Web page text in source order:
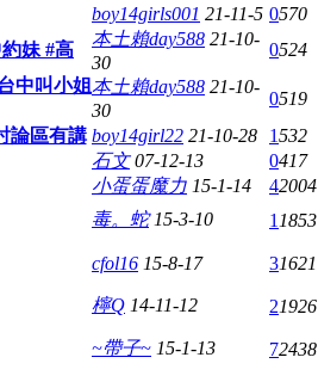
boy14girls001 21-11-5 0570
妹 #高
本土賴day588 21-10-
30
0524
中叫小姐本土賴day588 21-10-
30
0519
論區有講 boy14girl22 21-10-28 1532
石文 07-12-13 0417
小蛋蛋魔力 15-1-14 42004
毒。蛇 15-3-10 1 1853
cfol16 15-8-17 31621
檸Q 14-11-12 21926
~帶子~ 15-1-13 72438